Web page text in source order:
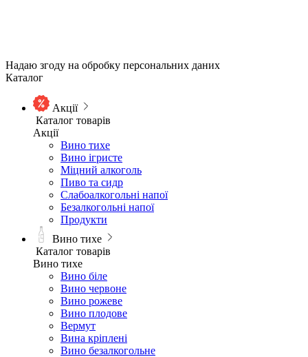
Надаю згоду на обробку персональних даних
Каталог
Акції
Каталог товарів
Акції
Вино тихе
Вино ігристе
Міцний алкоголь
Пиво та сидр
Слабоалкогольні напої
Безалкогольні напої
Продукти
Вино тихе
Каталог товарів
Вино тихе
Вино біле
Вино червоне
Вино рожеве
Вино плодове
Вермут
Вина кріплені
Вино безалкогольне